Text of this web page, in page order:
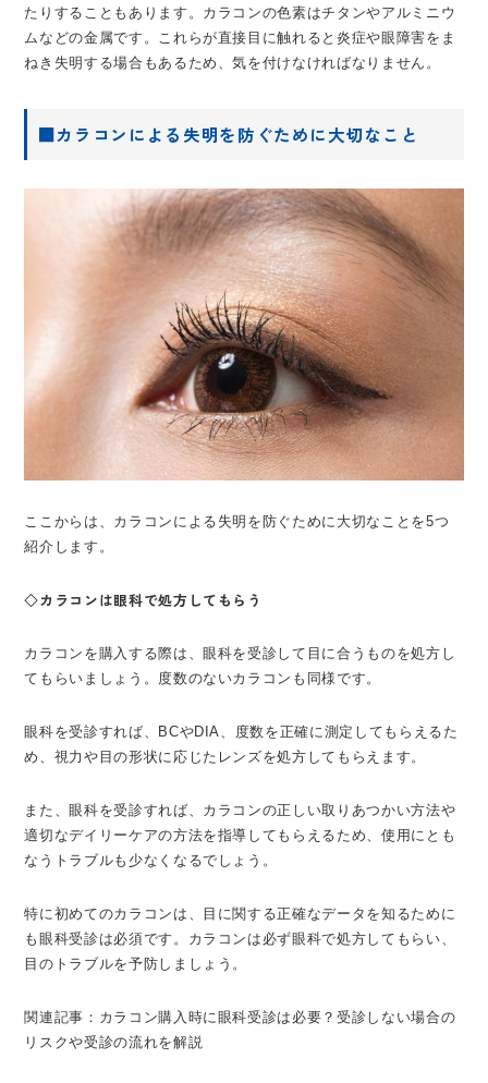
たりすることもあります。カラコンの色素はチタンやアルミニウ
ムなどの金属です。これらが直接目に触れると炎症や眼障害をま
ねき失明する場合もあるため、気を付けなければなりません。
■カラコンによる失明を防ぐために大切なこと
ここからは、カラコンによる失明を防ぐために大切なことを5つ
紹介します。
◇カラコンは眼科で処方してもらう
カラコンを購入する際は、眼科を受診して目に合うものを処方し
てもらいましょう。度数のないカラコンも同様です。
眼科を受診すれば、BCやDIA、度数を正確に測定してもらえるた
め、視力や目の形状に応じたレンズを処方してもらえます。
また、眼科を受診すれば、カラコンの正しい取りあつかい方法や
適切なデイリーケアの方法を指導してもらえるため、使用にとも
なうトラブルも少なくなるでしょう。
特に初めてのカラコンは、目に関する正確なデータを知るために
も眼科受診は必須です。カラコンは必ず眼科で処方してもらい、
目のトラブルを予防しましょう。
関連記事：カラコン購入時に眼科受診は必要？受診しない場合の
リスクや受診の流れを解説